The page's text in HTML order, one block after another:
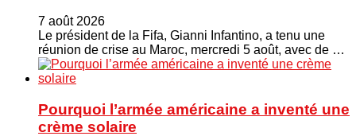
7 août 2026
Le président de la Fifa, Gianni Infantino, a tenu une
réunion de crise au Maroc, mercredi 5 août, avec de …
Pourquoi l’armée américaine a inventé une
crème solaire